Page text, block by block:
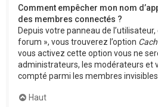
Comment empêcher mon nom
des membres connectés ?
Depuis votre panneau de
forum », vous trouverez l’option
vous activez cette option vous ne
administrateurs, les modérateurs et
compté parmi les membres invisibles.
Haut